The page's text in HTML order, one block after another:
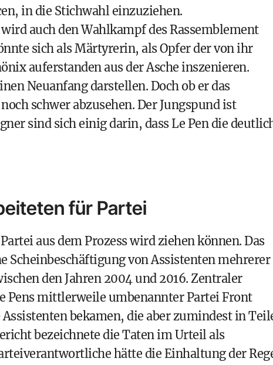
in die Stichwahl einzuziehen.
auch den Wahlkampf des Rassemblement
sich als Märtyrerin, als Opfer der von ihr
auferstanden aus der Asche inszenieren.
Neuanfang darstellen. Doch ob er das
schwer abzusehen. Der Jungspund ist
sind sich einig darin, dass Le Pen die
für Partei
aus dem Prozess wird ziehen können. Das
Scheinbeschäftigung von Assistenten mehrerer
den Jahren 2004 und 2016. Zentraler
Pens mittlerweile umbenannter Partei Front
bekamen, die aber zumindest in
bezeichnete die Taten im Urteil als
hätte die Einhaltung der